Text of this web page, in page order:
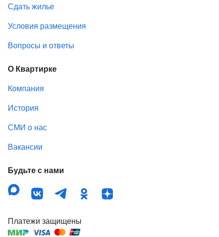
Сдать жилье
Условия размещения
Вопросы и ответы
О Квартирке
Компания
История
СМИ о нас
Вакансии
Будьте с нами
Платежи защищены